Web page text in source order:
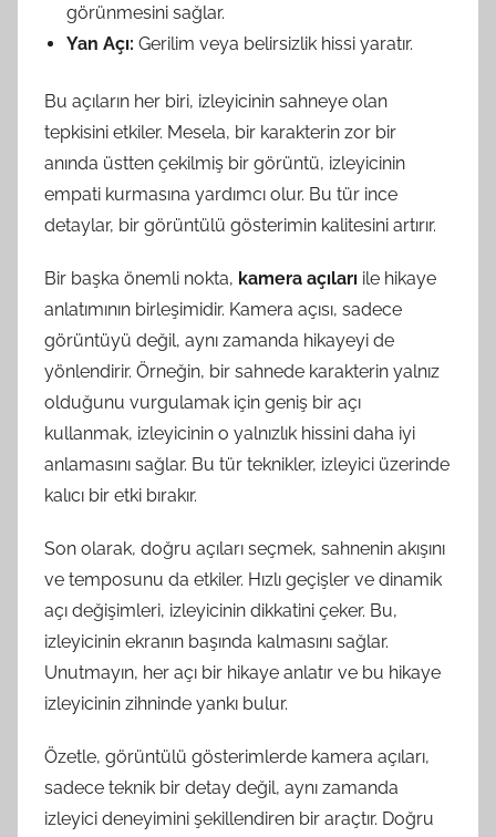
görünmesini sağlar.
Yan Açı: Gerilim veya belirsizlik hissi yaratır.
Bu açıların her biri, izleyicinin sahneye olan
tepkisini etkiler. Mesela, bir karakterin zor bir
anında üstten çekilmiş bir görüntü, izleyicinin
empati kurmasına yardımcı olur. Bu tür ince
detaylar, bir görüntülü gösterimin kalitesini artırır.
Bir başka önemli nokta, kamera açıları ile hikaye
anlatımının birleşimidir. Kamera açısı, sadece
görüntüyü değil, aynı zamanda hikayeyi de
yönlendirir. Örneğin, bir sahnede karakterin yalnız
olduğunu vurgulamak için geniş bir açı
kullanmak, izleyicinin o yalnızlık hissini daha iyi
anlamasını sağlar. Bu tür teknikler, izleyici üzerinde
kalıcı bir etki bırakır.
Son olarak, doğru açıları seçmek, sahnenin akışını
ve temposunu da etkiler. Hızlı geçişler ve dinamik
açı değişimleri, izleyicinin dikkatini çeker. Bu,
izleyicinin ekranın başında kalmasını sağlar.
Unutmayın, her açı bir hikaye anlatır ve bu hikaye
izleyicinin zihninde yankı bulur.
Özetle, görüntülü gösterimlerde kamera açıları,
sadece teknik bir detay değil, aynı zamanda
izleyici deneyimini şekillendiren bir araçtır. Doğru